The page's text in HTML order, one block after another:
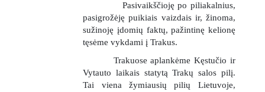
gimnazija
Pasivaikščioję po piliakalnius,
pasigrožėję puikiais vaizdais ir, žinoma,
sužinoję įdomių faktų, pažintinę kelionę
tęsėme vykdami į Trakus.
Trakuose aplankėme Kęstučio ir
Vytauto laikais statytą Trakų salos pilį.
Tai viena žymiausių pilių Lietuvoje,